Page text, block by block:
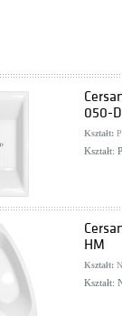
050-
Kształt:
Kształt:
HM
Kształt:
Kształt: